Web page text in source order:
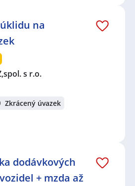
na
s r.o.
Zkrácený úvazek
dodávkových
+ mzda až